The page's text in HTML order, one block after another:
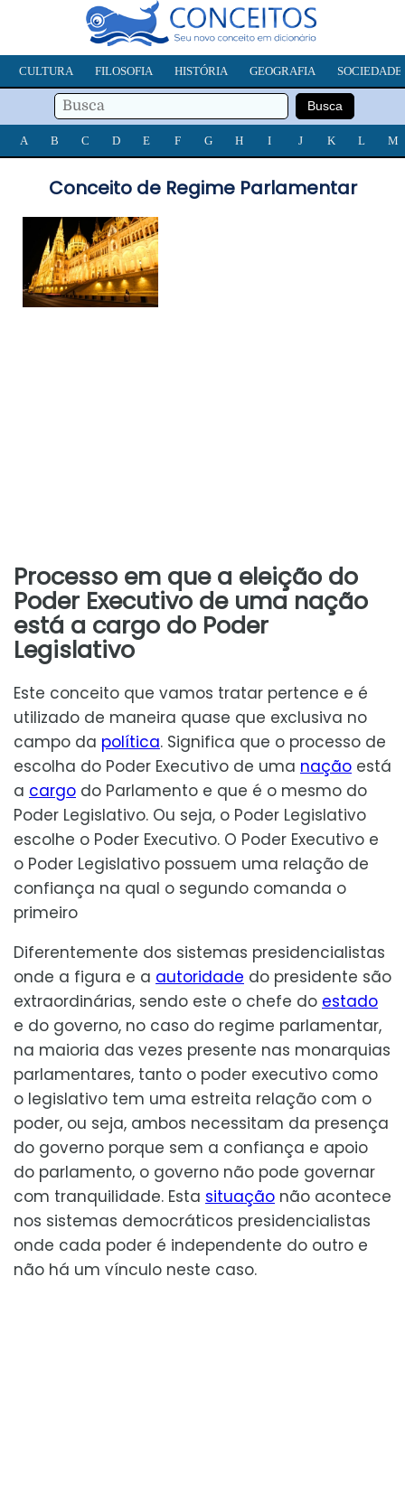
CULTURA FILOSOFIA HISTÓRIA GEOGRAFIA SOCIEDADE
A B C D E F G H I J K L M
Conceito de Regime Parlamentar
Processo em que a eleição do
Poder Executivo de uma nação
está a cargo do Poder
Legislativo
Este conceito que vamos tratar pertence e é
utilizado de maneira quase que exclusiva no
campo da política. Significa que o processo de
escolha do Poder Executivo de uma nação está
a cargo do Parlamento e que é o mesmo do
Poder Legislativo. Ou seja, o Poder Legislativo
escolhe o Poder Executivo. O Poder Executivo e
o Poder Legislativo possuem uma relação de
confiança na qual o segundo comanda o
primeiro
Diferentemente dos sistemas presidencialistas
onde a figura e a autoridade do presidente são
extraordinárias, sendo este o chefe do estado
e do governo, no caso do regime parlamentar,
na maioria das vezes presente nas monarquias
parlamentares, tanto o poder executivo como
o legislativo tem uma estreita relação com o
poder, ou seja, ambos necessitam da presença
do governo porque sem a confiança e apoio
do parlamento, o governo não pode governar
com tranquilidade. Esta situação não acontece
nos sistemas democráticos presidencialistas
onde cada poder é independente do outro e
não há um vínculo neste caso.